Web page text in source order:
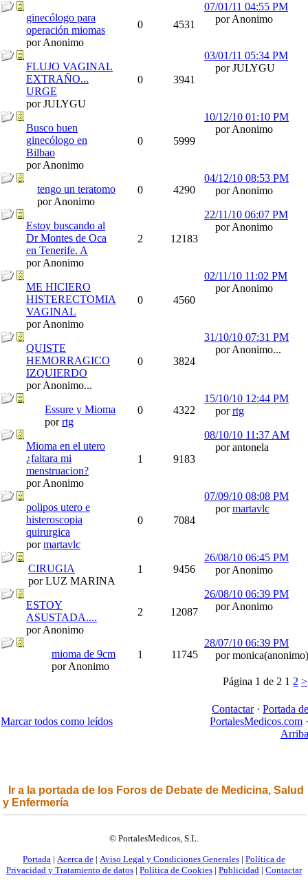
ginecólogo para
operación miomas
por Anonimo
0 4531
07/01/11 04:55 PM
por Anonimo
FLUJO VAGINAL
EXTRAÑO...
URGE
por JULYGU
0 3941
03/01/11 05:34 PM
por JULYGU
Busco buen
ginecólogo en
Bilbao
por Anonimo
0 5999
10/12/10 01:10 PM
por Anonimo
tengo un teratomo
por Anonimo
0 4290
04/12/10 08:53 PM
por Anonimo
Estoy buscando al
Dr Montes de Oca
en Tenerife. A
por Anonimo
2 12183
22/11/10 06:07 PM
por Anonimo
ME HICIERO
HISTERECTOMIA
VAGINAL
por Anonimo
0 4560
02/11/10 11:02 PM
por Anonimo
QUISTE
HEMORRAGICO
IZQUIERDO
por Anonimo...
0 3824
31/10/10 07:31 PM
por Anonimo...
Essure y Mioma
porrtg
0 4322
15/10/10 12:44 PM
porrtg
Mioma en el utero
¿faltara mi
menstruacion?
por Anonimo
1 9183
08/10/10 11:37 AM
por antonela
polipos utero e
histeroscopia
quirurgica
pormartavlc
0 7084
07/09/10 08:08 PM
pormartavlc
CIRUGIA
por LUZ MARINA
1 9456
26/08/10 06:45 PM
por Anonimo
ESTOY
ASUSTADA....
por Anonimo
2 12087
26/08/10 06:39 PM
por Anonimo
mioma de 9cm
por Anonimo
1 11745
28/07/10 06:39 PM
por monica(anonimo)
Página 1 de 2 1 2 >
Marcar todos como leídos
Contactar· Portada de
PortalesMedicos.com ·
Arriba
Ir a la portada de los Foros de Debate de Medicina, Salud
y Enfermería
© PortalesMedicos, S.L.
Portada | Acerca de | Aviso Legal y Condiciones Generales | Política de
Privacidad y Tratamiento de datos | Política de Cookies | Publicidad | Contactar